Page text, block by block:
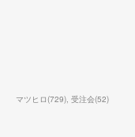
マツヒロ(729) 受注会(52)